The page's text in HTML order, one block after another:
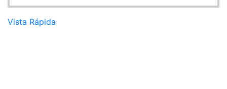
Vista Rápida